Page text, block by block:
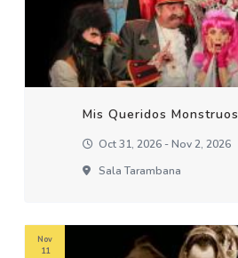
Mis Queridos Monstruos
Oct 31, 2026 - Nov 2, 2026
Sala Tarambana
Nov
11